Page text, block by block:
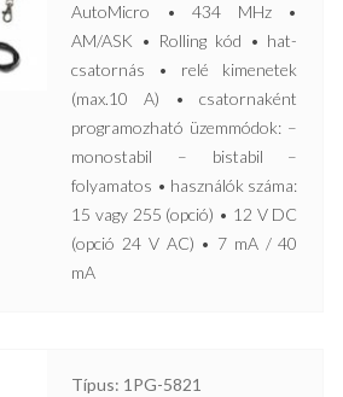
AutoMicro • 434 MHz •
AM/ASK • Rolling kód • hat-
csatornás • relé kimenetek
(max.10 A) • csatornaként
programozható üzemmódok: –
monostabil – bistabil –
folyamatos • használók száma:
15 vagy 255 (opció) • 12 V DC
(opció 24 V AC) • 7 mA / 40
mA
Típus: 1PG-5821